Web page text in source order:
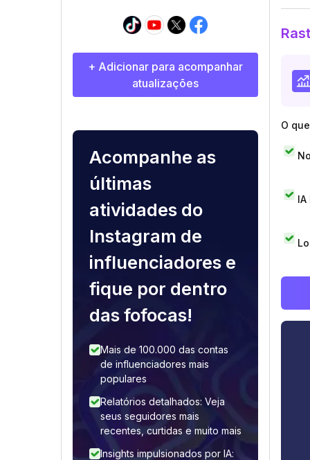
+ Adicionar para acompanhar
atualizações
Acompanhe as
últimas
atividades do
Instagram de
influenciadores e
fique por dentro
das fofocas!
Mais de 100.000 das contas
de influenciadores mais
populares
Relatórios detalhados: Veja
seus seguidores mais
recentes, curtidas e muito mais
Insights impulsionados por IA:
O